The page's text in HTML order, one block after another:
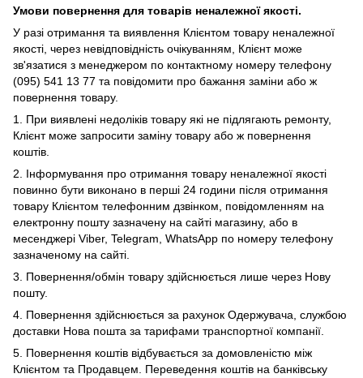
Умови повернення для товарів неналежної якості.
У разі отримання та виявлення Клієнтом товару неналежної
якості, через невідповідність очікуванням, Клієнт може
зв'язатися з менеджером по контактному номеру телефону
(095) 541 13 77 та повідомити про бажання заміни або ж
повернення товару.
1.
При виявлені недоліків товару які не підлягають ремонту,
Клієнт може запросити заміну товару або ж повернення
коштів.
2. Інформування про отримання товару неналежної якості
повинно бути виконано в перші 24 години після отримання
товару Клієнтом телефонним дзвінком, повідомленням на
електронну пошту зазначену на сайті магазину, або в
месенджері Viber, Telegram, WhatsApp по номеру телефону
зазначеному на сайті.
3. Повернення/обмін товару здійснюється лише через Нову
пошту.
4. Повернення здійснюється за рахунок Одержувача, службою
доставки Нова пошта за тарифами транспортної компанії.
5. Повернення коштів відбувається за домовленістю між
Клієнтом та Продавцем. Переведення коштів на банківську